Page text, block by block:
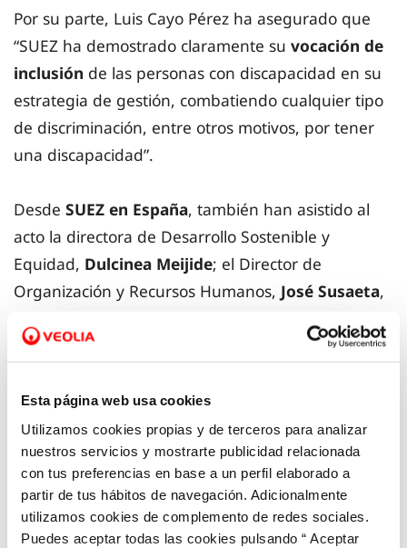
Esta página web usa cookies
Utilizamos cookies propias y de terceros para analizar
nuestros servicios y mostrarte publicidad relacionada
con tus preferencias en base a un perfil elaborado a
partir de tus hábitos de navegación. Adicionalmente
utilizamos cookies de complemento de redes sociales.
Puedes aceptar todas las cookies pulsando “ Aceptar
Por su parte, Luis Cayo Pérez ha asegurado que
“SUEZ ha demostrado claramente su vocación de
inclusión de las personas con discapacidad en su
estrategia de gestión, combatiendo cualquier tipo
de discriminación, entre otros motivos, por tener
una discapacidad”.
Desde SUEZ en España, también han asistido al
acto la directora de Desarrollo Sostenible y
Equidad, Dulcinea Meijide; el Director de
Organización y Recursos Humanos, José Susaeta,
de equidad y recursos humanos y, desde
Antonio Martín y la Directora de Desarrollo
Corporativo,Azucena García.
Es destacable que el objetivo prioritario de las 37
sociedades del Grupo a las que alcanza el sello,
sea elcumplimiento de la cuota de reserva legal